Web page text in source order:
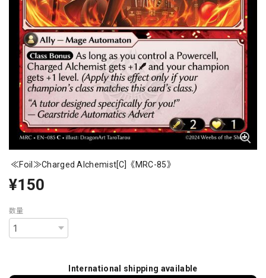
≪Foil≫Charged Alchemist[C]《MRC-85》
¥150
数量
International shipping available